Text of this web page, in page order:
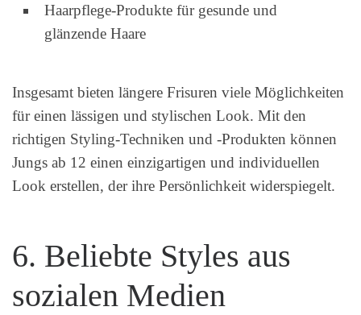
Haarpflege-Produkte für gesunde und
glänzende Haare
Insgesamt bieten längere Frisuren viele Möglichkeiten
für einen lässigen und stylischen Look. Mit den
richtigen Styling-Techniken und -Produkten können
Jungs ab 12 einen einzigartigen und individuellen
Look erstellen, der ihre Persönlichkeit widerspiegelt.
6. Beliebte Styles aus
sozialen Medien